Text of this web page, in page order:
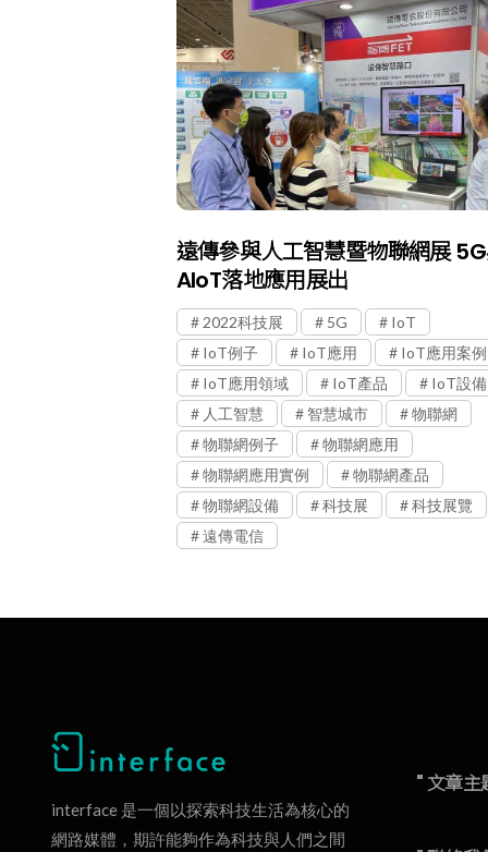
遠傳參與人工智慧暨物聯網展
AIoT落地應用展出
2022科技展 5G
IoT
IoT例子
IoT應用
IoT應用案例
IoT應用領域
IoT產品
IoT設備
人工智慧
智慧城市
物聯網
物聯網例子
物聯網應用
物聯網應用實例
物聯網產品
物聯網設備
科技展
科技展覽
遠傳電信
interface 是一個以探索科技生活為核心的
網路媒體，期許能夠作為科技與人們之間
" 文章主